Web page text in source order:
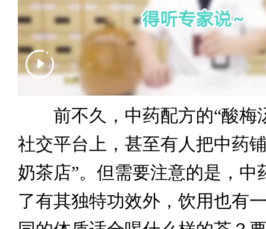
前不久，中药配方的“酸梅
社交平台上，甚至有人把中药
奶茶店”。但需要注意的是，中
了有其独特功效外，饮用也有